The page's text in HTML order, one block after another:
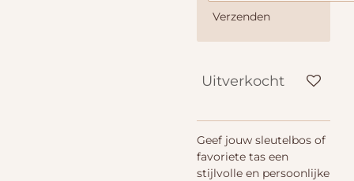
Verzenden
Uitverkocht
Geef jouw sleutelbos of
favoriete tas een
stijlvolle en persoonlijke